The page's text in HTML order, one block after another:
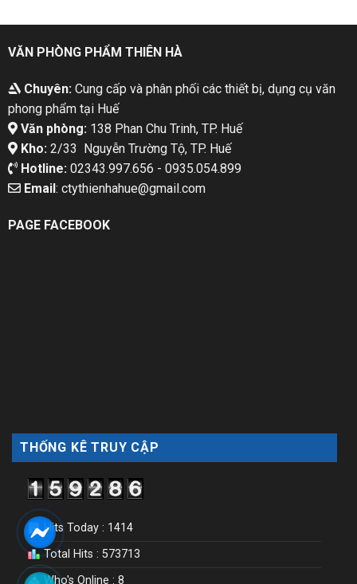
VĂN PHÒNG PHẨM THIÊN HÀ
Chuyên: Cung cấp và phân phối các thiết bị, dụng cụ văn
phong phẩm tại Huế
Văn phòng: 138 Phan Chu Trinh, TP. Huế
Kho: 2/33 Nguyễn Trường Tộ, TP. Huế
Hotline: 02343.997.656 - 0935.054.899
Email : ctythienhahue@gmail.com
PAGE FACEBOOK
THỐNG KÊ TRUY CẬP
Hits Today : 1414
Total Hits : 573713
Who's Online : 8